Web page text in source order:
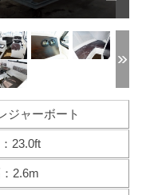
ジャーボート
23.0ft
2.6m